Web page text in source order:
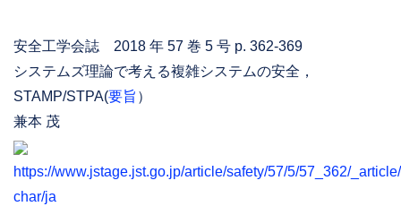
安全工学会誌 2018 年 57 巻 5 号 p. 362-369
システムズ理論で考える複雑システムの安全，
STAMP/STPA(要旨 ）
兼本 茂
https://www.jstage.jst.go.jp/article/safety/57/5/57_362/
char/ja